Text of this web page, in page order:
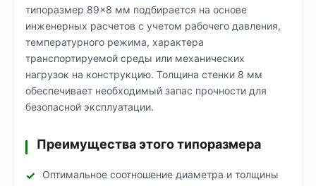
типоразмер 89×8 мм подбирается на основе
инженерных расчетов с учетом рабочего давления,
температурного режима, характера
транспортируемой среды или механических
нагрузок на конструкцию. Толщина стенки 8 мм
обеспечивает необходимый запас прочности для
безопасной эксплуатации.
Преимущества этого типоразмера
Оптимальное соотношение диаметра и толщины